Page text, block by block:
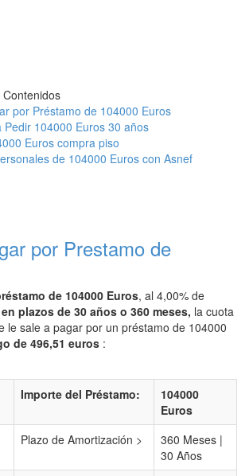
por Préstamo de 104000 Euros
Pedir 104000 Euros 30 años
Euros compra piso
de 104000 Euros con Asnef
por Prestamo de
de 104000 Euros, al 4,00% de
plazos de 30 años o 360 meses, la cuota
le sale a pagar por un préstamo de 104000
de 496,51 euros :
Importe del Préstamo:
104000
Euros
Plazo de Amortización >
360 Meses |
30 Años